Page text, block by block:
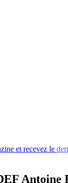
et recevez le
Antoine